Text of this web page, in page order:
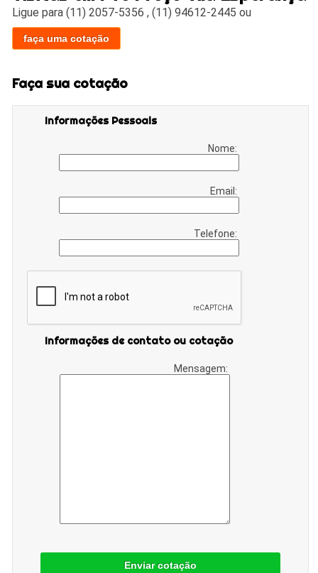
Ligue para(11) 2057-5356 ,(11) 94612-2445 ou
faça uma cotação
Faça sua cotação
Informações Pessoais
Nome:
Email:
Telefone:
Informações de contato ou cotação
Mensagem:
Enviar cotação